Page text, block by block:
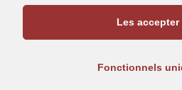
Les accepter
Fonctionnels
Maison de l'Archéologie